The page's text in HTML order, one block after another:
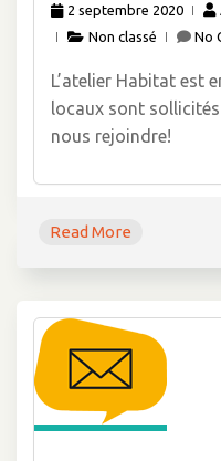
2 septembre 2020
Non classé
No
L’atelier Habitat est
locaux sont
nous rejoindre!
Read More